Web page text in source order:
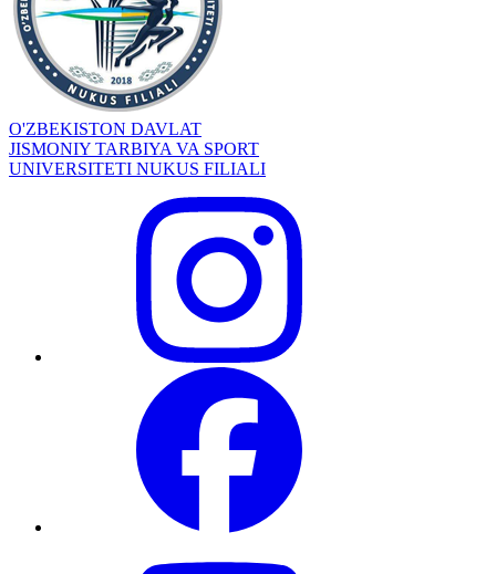
O'ZBEKISTON DAVLAT
JISMONIY TARBIYA VA SPORT
UNIVERSITETI NUKUS FILIALI